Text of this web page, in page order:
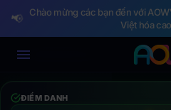
📢
Chào mừng các bạn đến với
Việt hóa
ĐIỂM DANH